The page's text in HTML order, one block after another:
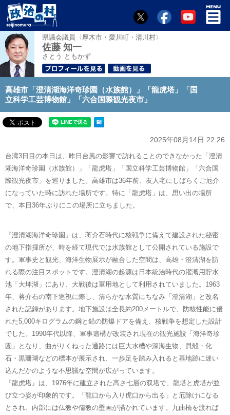
県議会議員〈厚木市・愛川町・清川村〉
佐藤 知一
さとう ともかず
高雄市「澄清湖海洋奇珍園（水族館）」「龍虎塔」「国
立科学工芸博物館」「六合国際観光夜市」
2025年08月14日 22:26
台湾3日目の本日は、昨日台風の影響で訪れることのできなかった「澄清
湖海洋奇珍園（水族館）」「龍虎塔」「国立科学工芸博物館」「六合国
際観光夜市」を巡りました。高雄市は36年前、友人宅にしばらくご厄介
になっていた時に訪れた場所です。特に「龍虎塔」は、思い出の場所
で、本日36年ぶりにこの場所に立ちました。
『澄清湖海洋奇珍園』は、蒋介石時代に核戦争に備えて建設された秘密
の地下指揮所が、時を経て現代では水族館として公開されている施設で
す。軍事史と観光、海洋生物展示が融合した空間は、高雄・澄清湖を訪
れる際の注目スポットです。澄清湖の起源は日本統治時代の灌漑用貯水
池「大埤湖」にあり、大戦後は軍用地として利用されていました。1963
年、蒋介石の南下巡視に際し、清らかな水質にちなみ「澄清湖」と改名
された記録があります。地下施設は全長約200メートルで、防核性能に優
れた5,000キログラムの鋼と鉛の防爆ドアを備え、核戦争を想定した設計
でした。1990年代以降、軍事遺構が改装され現在の観光施設「海洋奇珍
園」となり、曲がりくねった通路には巨大水槽や深海生物、貝殻・化
石・黒珊瑚などの標本が展示され、一歩足を踏み入れると基地跡に迷い
込んだかのような不思議な空間が広がっています。
『龍虎塔』は、1976年に建立された高さ七層の双塔で、龍塔と虎塔が並
び立つ姿が印象的です。「龍口から入り虎口から出る」と厄除けになる
とされ、内部には仏教や儒教の壁画が描かれています。九曲橋を渡れば